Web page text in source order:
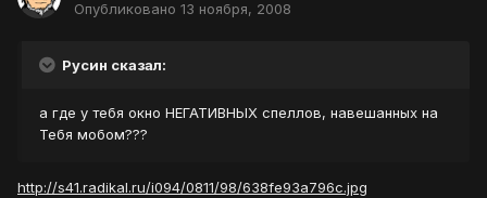
Опубликовано 13 ноября, 2008
Русин сказал:
а где у тебя окно НЕГАТИВНЫХ спеллов, навешанных на
Тебя мобом???
http://s41.radikal.ru/i094/0811/98/638fe93a796c.jpg